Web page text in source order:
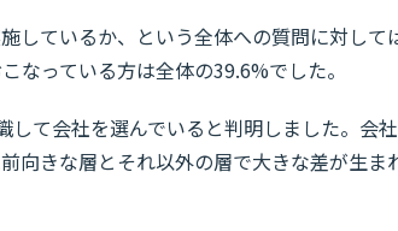
しているか、という全体への質問に対して
なっている方は全体の39.6%でした。
て会社を選んでいると判明しました。会社
向きな層とそれ以外の層で大きな差が生ま